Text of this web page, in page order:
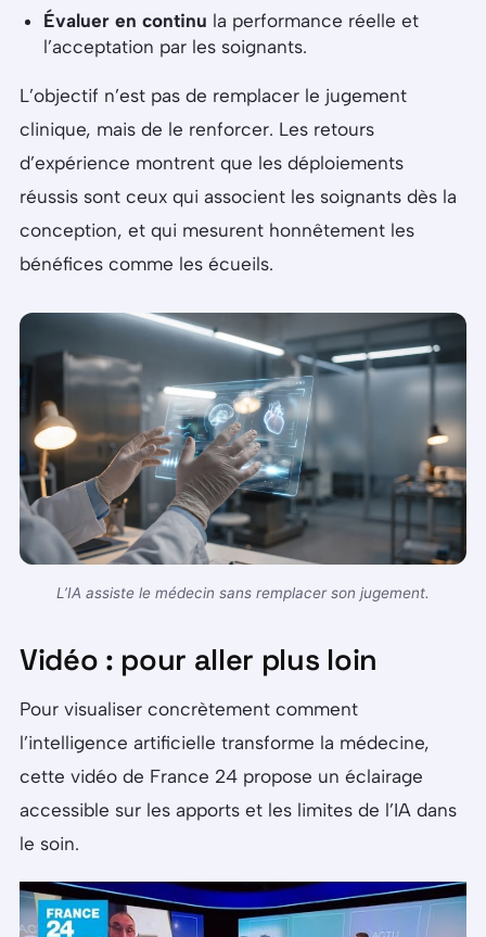
Évaluer en continu la performance réelle et
l’acceptation par les soignants.
L’objectif n’est pas de remplacer le jugement
clinique, mais de le renforcer. Les retours
d’expérience montrent que les déploiements
réussis sont ceux qui associent les soignants dès la
conception, et qui mesurent honnêtement les
bénéfices comme les écueils.
L’IA assiste le médecin sans remplacer son jugement.
Vidéo : pour aller plus loin
Pour visualiser concrètement comment
l’intelligence artificielle transforme la médecine,
cette vidéo de France 24 propose un éclairage
accessible sur les apports et les limites de l’IA dans
le soin.